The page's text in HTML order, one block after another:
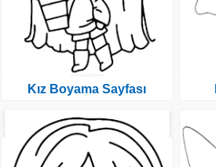
Kız Boyama Sayfası